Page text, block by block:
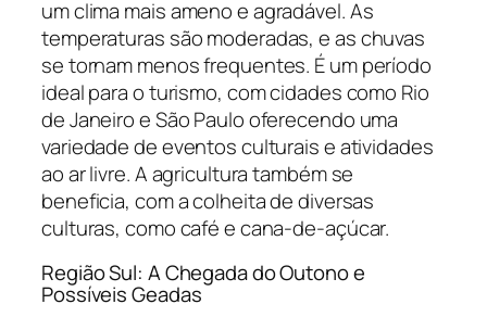
um clima mais ameno e agradável. As
temperaturas são moderadas, e as chuvas
se tornam menos frequentes. É um período
ideal para o turismo, com cidades como Rio
de Janeiro e São Paulo oferecendo uma
variedade de eventos culturais e atividades
ao ar livre. A agricultura também se
beneficia, com a colheita de diversas
culturas, como café e cana-de-açúcar.
Região Sul: A Chegada do Outono e
Possíveis Geadas